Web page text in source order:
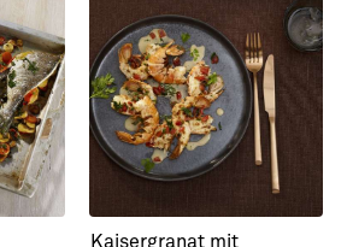
Kaisergranat mit